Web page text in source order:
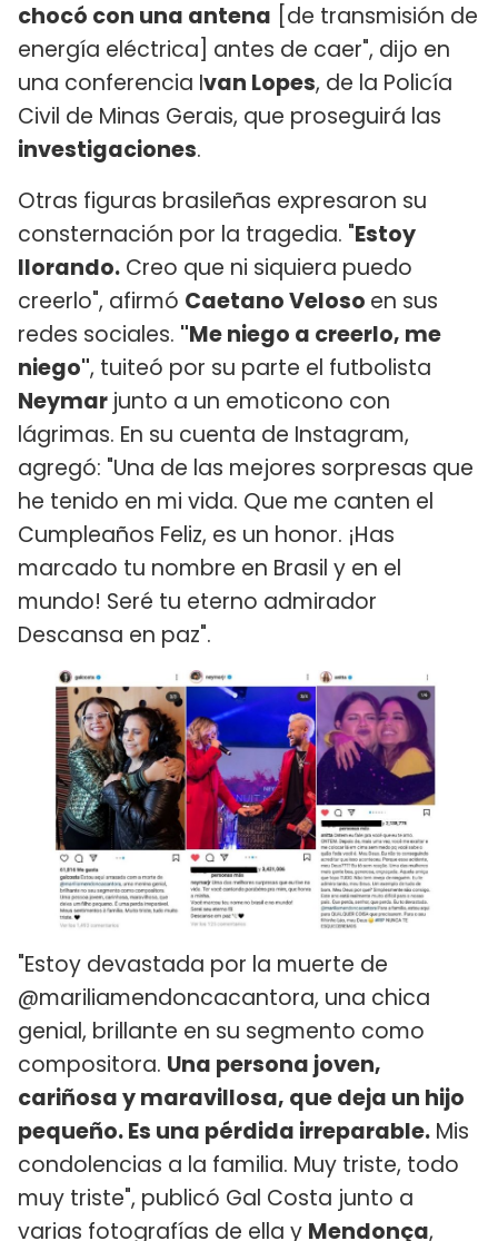
chocó con una antena [de transmisión de
energía eléctrica] antes de caer", dijo en
una conferencia Ivan Lopes, de la Policía
Civil de Minas Gerais, que proseguirá las
investigaciones.
Otras figuras brasileñas expresaron su
consternación por la tragedia. "Estoy
llorando. Creo que ni siquiera puedo
creerlo", afirmó Caetano Veloso en sus
redes sociales. "Me niego a creerlo, me
niego", tuiteó por su parte el futbolista
Neymar junto a un emoticono con
lágrimas. En su cuenta de Instagram,
agregó: "Una de las mejores sorpresas que
he tenido en mi vida. Que me canten el
Cumpleaños Feliz, es un honor. ¡Has
marcado tu nombre en Brasil y en el
mundo! Seré tu eterno admirador
Descansa en paz".
"Estoy devastada por la muerte de
@mariliamendoncacantora, una chica
genial, brillante en su segmento como
compositora. Una persona joven,
cariñosa y maravillosa, que deja un hijo
pequeño. Es una pérdida irreparable. Mis
condolencias a la familia. Muy triste, todo
muy triste", publicó Gal Costa junto a
varias fotografías de ella y Mendonça,